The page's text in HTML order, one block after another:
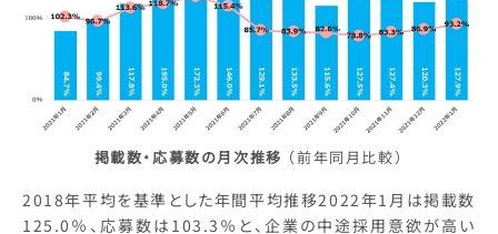
掲載数・応募数の月次推移 （前年同月比較）
2018年平均を基準とした年間平均推移2022年1月は掲載数
125.0％、応募数は103.3％と、企業の中途採用意欲が高い